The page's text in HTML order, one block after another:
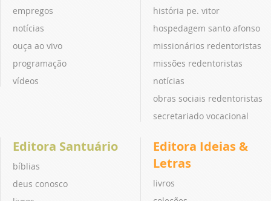
empregos
notícias
ouça ao vivo
programação
vídeos
história pe. vitor
hospedagem santo afonso
missionários redentoristas
missões redentoristas
notícias
obras sociais redentoristas
secretariado vocacional
Editora Santuário
bíblias
deus conosco
Editora Ideias &
Letras
livros